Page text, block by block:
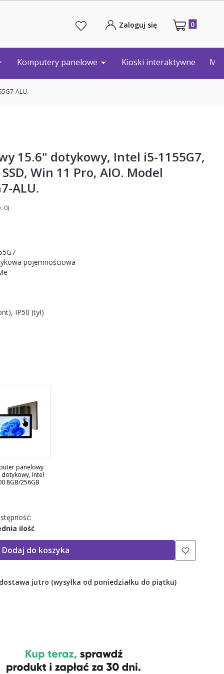
Zaloguj się Produkty w
Komputery panelowe Kioski interaktywne
ALU.
15.6" dotykowy, Intel i5-1155G7,
Win 11 Pro, AIO. Model
ALU.
0)
pojemnościowa
IP50 (tył)
panelowy
dotykowy, Intel
8GB/256GB
ilość
Dodaj do koszyka
jutro (wysyłka od poniedziałku do piątku)